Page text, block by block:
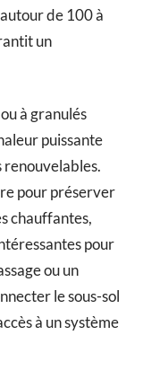
de 100 à
un
à granulés
puissante
renouvelables.
pour préserver
chauffantes,
pour
ou un
le sous-sol
à un système